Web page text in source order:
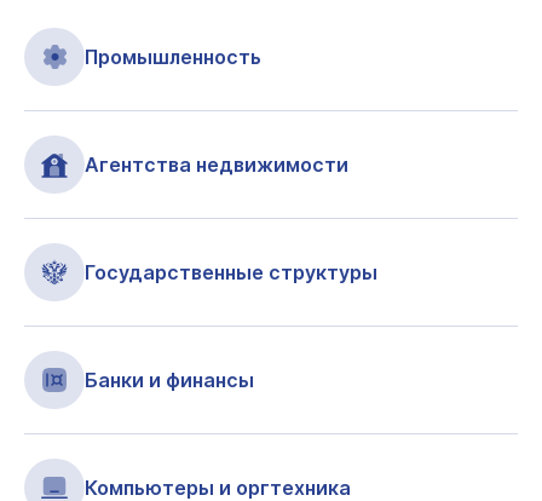
Промышленность
Агентства недвижимости
Государственные структуры
Банки и финансы
Компьютеры и оргтехника